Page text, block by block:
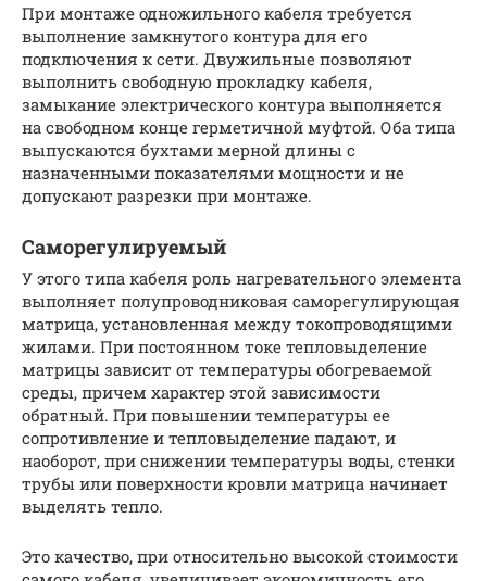
При монтаже одножильного кабеля требуется
выполнение замкнутого контура для его
подключения к сети. Двужильные позволяют
выполнить свободную прокладку кабеля,
замыкание электрического контура выполняется
на свободном конце герметичной муфтой. Оба типа
выпускаются бухтами мерной длины с
назначенными показателями мощности и не
допускают разрезки при монтаже.
Саморегулируемый
У этого типа кабеля роль нагревательного элемента
выполняет полупроводниковая саморегулирующая
матрица, установленная между токопроводящими
жилами. При постоянном токе тепловыделение
матрицы зависит от температуры обогреваемой
среды, причем характер этой зависимости
обратный. При повышении температуры ее
сопротивление и тепловыделение падают, и
наоборот, при снижении температуры воды, стенки
трубы или поверхности кровли матрица начинает
выделять тепло.
Это качество, при относительно высокой стоимости